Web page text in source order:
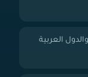
العربية